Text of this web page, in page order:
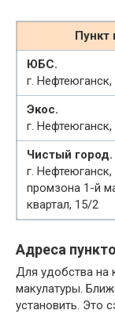
Пункт
ЮБС.
г. Нефтеюганск,
Экос.
г.
Чистый город.
г.
промзона 1-й
квартал, 15/2
Адреса
Для удобства на
макулатуры.
установить. Это